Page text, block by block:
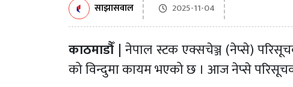
साझासवाल 2025-11-04
काठमाडौँ |नेपाल स्टक एक्सचेञ्ज (नेप्से)
को विन्दुमा कायम भएको छ । आज नेप्से